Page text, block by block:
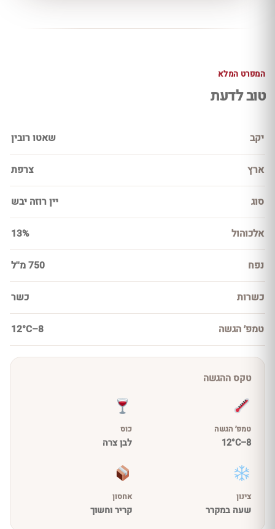
המפרט המלא
טוב לדעת
יקב שאטו רובין
ארץ צרפת
סוג יין רוזה יבש
אלכוהול 13%
נפח 750 מ''ל
כשרות כשר
טמפ׳ הגשה 8–12°C
טקס ההגשה
טמפ׳ הגשה
8–12°C
כוס
לבן צרה
צינון
שעה במקרר
אחסון
קריר וחשוך